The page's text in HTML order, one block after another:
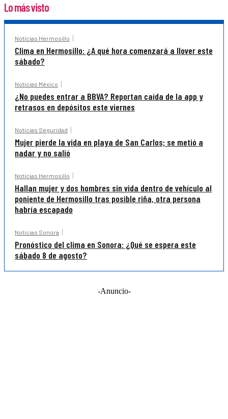
Lo más visto
Noticias Hermosillo
Clima en Hermosillo: ¿A qué hora comenzará a llover este
sábado?
Noticias México
¿No puedes entrar a BBVA? Reportan caída de la app y
retrasos en depósitos este viernes
Noticias Seguridad
Mujer pierde la vida en playa de San Carlos; se metió a
nadar y no salió
Noticias Hermosillo
Hallan mujer y dos hombres sin vida dentro de vehículo al
poniente de Hermosillo tras posible riña, otra persona
habría escapado
Noticias Sonora
Pronóstico del clima en Sonora: ¿Qué se espera este
sábado 8 de agosto?
-Anuncio-